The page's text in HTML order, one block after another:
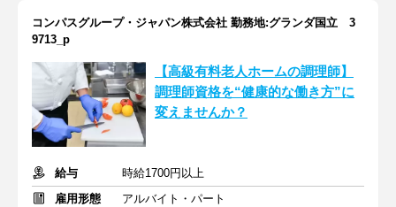
コンパスグループ・ジャパン株式会社 勤務地:グランダ国立 3
9713_p
【高級有料老人ホームの調理師】
調理師資格を“健康的な働き方”に
変えませんか？
給与
時給1700円以上
雇用形態
アルバイト・パート